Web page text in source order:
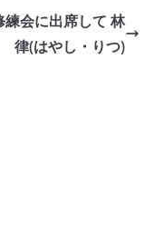
練会に出席して 林
律(はやし・りつ)